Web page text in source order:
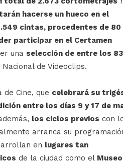
hacerse un hueco en el
cintas, procedentes de 80
participar en el Certamen
una selección de entre los 83
de Videoclips.
de Cine, que celebrará su
entre los días 9 y 17 de
los ciclos previos con
arranca su
en lugares tan
de la ciudad como el